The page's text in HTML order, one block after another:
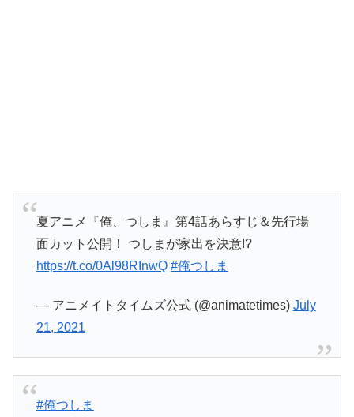
夏アニメ『俺、つしま』第4話あらすじ＆先行場
面カット公開！ つしまが家出を決意!?
https://t.co/0Al98RInwQ #俺つしま
— アニメイトタイムズ公式 (@animatetimes) July
21, 2021
#俺つしま